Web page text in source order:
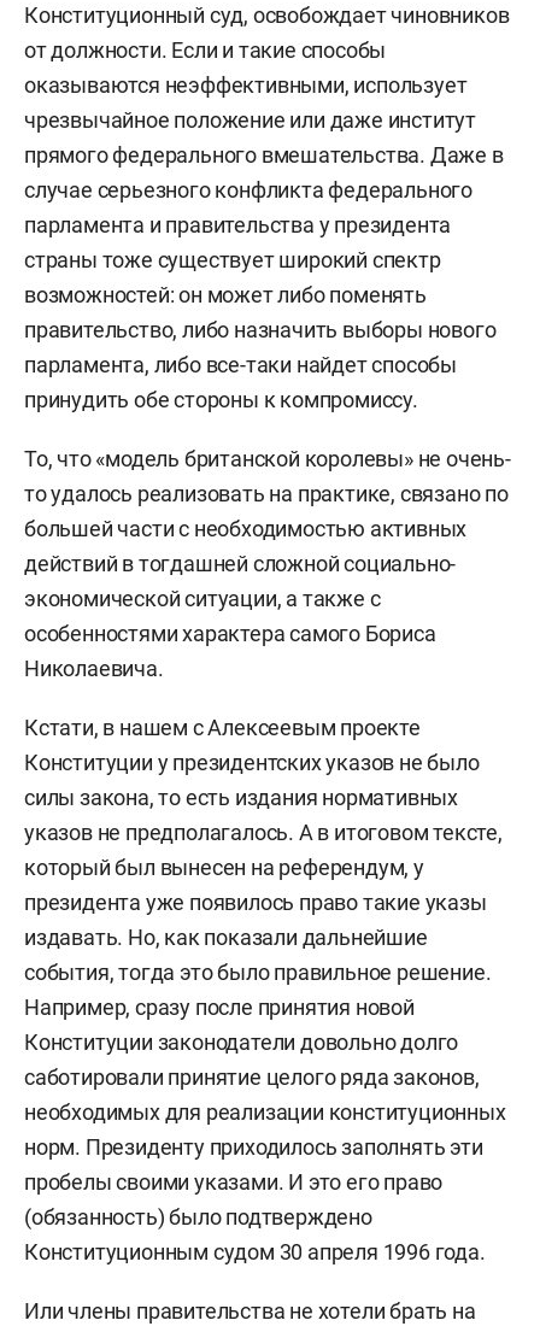
Конституционный суд, освобождает чиновников
от должности. Если и такие способы
оказываются неэффективными, использует
чрезвычайное положение или даже институт
прямого федерального вмешательства. Даже в
случае серьезного конфликта федерального
парламента и правительства у президента
страны тоже существует широкий спектр
возможностей: он может либо поменять
правительство, либо назначить выборы нового
парламента, либо все-таки найдет способы
принудить обе стороны к компромиссу.
То, что «модель британской королевы» не очень-
то удалось реализовать на практике, связано по
большей части с необходимостью активных
действий в тогдашней сложной социально-
экономической ситуации, а также с
особенностями характера самого Бориса
Николаевича.
Кстати, в нашем с Алексеевым проекте
Конституции у президентских указов не было
силы закона, то есть издания нормативных
указов не предполагалось. А в итоговом тексте,
который был вынесен на референдум, у
президента уже появилось право такие указы
издавать. Но, как показали дальнейшие
события, тогда это было правильное решение.
Например, сразу после принятия новой
Конституции законодатели довольно долго
саботировали принятие целого ряда законов,
необходимых для реализации конституционных
норм. Президенту приходилось заполнять эти
пробелы своими указами. И это его право
(обязанность) было подтверждено
Конституционным судом 30 апреля 1996 года.
Или члены правительства не хотели брать на